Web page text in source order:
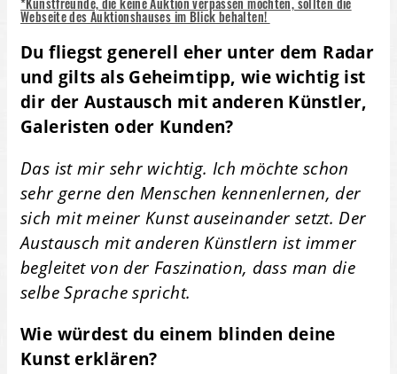
Webseite des Auktionshauses im Blick behalten!
Du fliegst generell eher unter dem Radar
und gilts als Geheimtipp, wie wichtig ist
dir der Austausch mit anderen Künstler,
Galeristen oder Kunden?
Das ist mir sehr wichtig. Ich möchte schon
sehr gerne den Menschen kennenlernen, der
sich mit meiner Kunst auseinander setzt. Der
Austausch mit anderen Künstlern ist immer
begleitet von der Faszination, dass man die
selbe Sprache spricht.
Wie würdest du einem blinden deine
Kunst erklären?